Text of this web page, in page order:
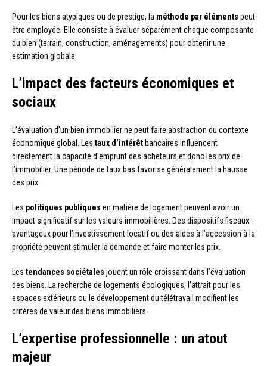
Pour les biens atypiques ou de prestige, la méthode par éléments peut
être employée. Elle consiste à évaluer séparément chaque composante
du bien (terrain, construction, aménagements) pour obtenir une
estimation globale.
L’impact des facteurs économiques et
sociaux
L’évaluation d’un bien immobilier ne peut faire abstraction du contexte
économique global. Les taux d’intérêtbancaires influencent
directement la capacité d’emprunt des acheteurs et donc les prix de
l’immobilier. Une période de taux bas favorise généralement la hausse
des prix.
Les politiques publiques en matière de logement peuvent avoir un
impact significatif sur les valeurs immobilières. Des dispositifs fiscaux
avantageux pour l’investissement locatif ou des aides à l’accession à la
propriété peuvent stimuler la demande et faire monter les prix.
Les tendances sociétales jouent un rôle croissant dans l’évaluation
des biens. La recherche de logements écologiques, l’attrait pour les
espaces extérieurs ou le développement du télétravail modifient les
critères de valeur des biens immobiliers.
L’expertise professionnelle : un atout
majeur